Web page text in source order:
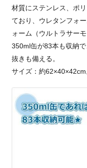
材質にステンレス、ポ
ており、ウレタンフォ
ォーム（ウルトラサー
350ml缶が83本も収納
抜きも備える。
サイズ：約